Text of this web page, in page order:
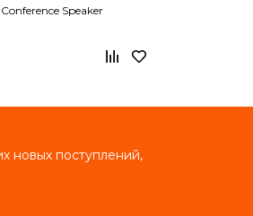
Speaker
новых поступлений,